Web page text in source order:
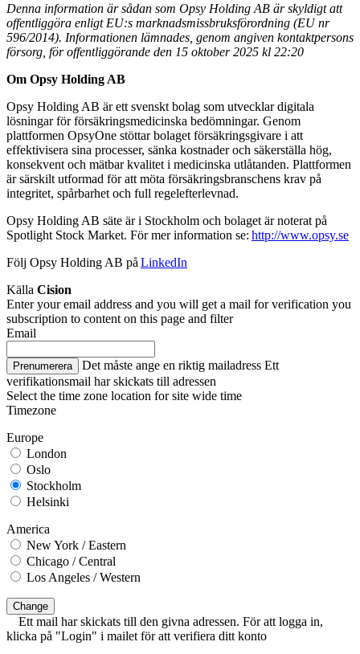
Denna information är sådan som Opsy Holding AB är skyldigt att
offentliggöra enligt EU:s marknadsmissbruksförordning (EU nr
596/2014). Informationen lämnades, genom angiven kontaktpersons
försorg, för offentliggörande den 15 oktober 2025 kl 22:20
Om Opsy Holding AB
Opsy Holding AB är ett svenskt bolag som utvecklar digitala
lösningar för försäkringsmedicinska bedömningar. Genom
plattformen OpsyOne stöttar bolaget försäkringsgivare i att
effektivisera sina processer, sänka kostnader och säkerställa hög,
konsekvent och mätbar kvalitet i medicinska utlåtanden. Plattformen
är särskilt utformad för att möta försäkringsbranschens krav på
integritet, spårbarhet och full regelefterlevnad.
Opsy Holding AB säte är i Stockholm och bolaget är noterat på
Spotlight Stock Market. För mer information se: http://www.opsy.se
Följ Opsy Holding AB på LinkedIn
Källa Cision
Enter your email address and you will get a mail for verification you
subscription to content on this page and filter
Email
Prenumerera Det måste ange en riktig mailadress Ett
verifikationsmail har skickats till adressen
Select the time zone location for site wide time
Timezone
Europe
London
Oslo
Stockholm
Helsinki
America
New York / Eastern
Chicago / Central
Los Angeles / Western
Change
Ett mail har skickats till den givna adressen. För att logga in,
klicka på "Login" i mailet för att verifiera ditt konto